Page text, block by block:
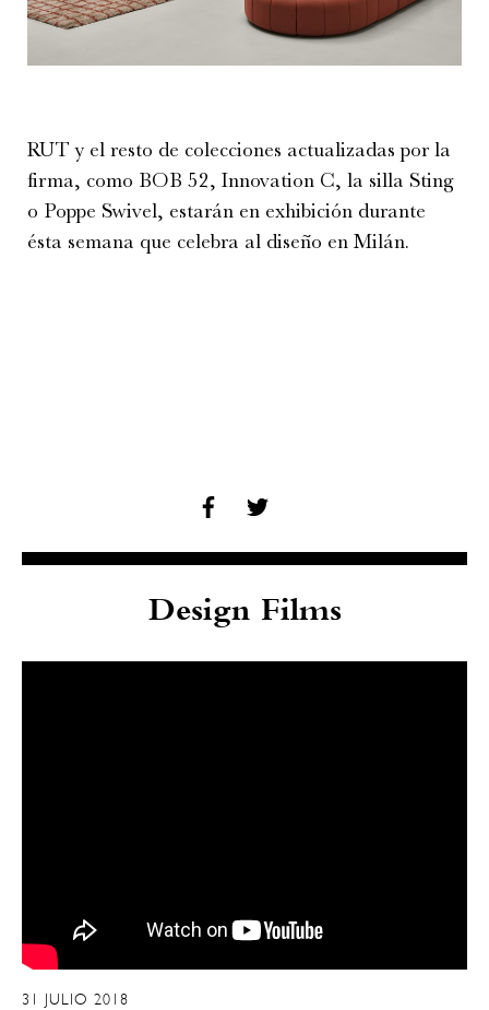
RUT y el resto de colecciones actualizadas por la
firma, como BOB 52, Innovation C, la silla Sting
o Poppe Swivel, estarán en exhibición durante
ésta semana que celebra al diseño en Milán.
Design Films
31 JULIO 2018